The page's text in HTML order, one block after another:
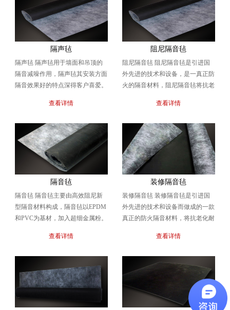
隔声毡
隔声毡 隔声毡用于墙面和吊顶的
隔音减噪作用，隔声毡其安装方面
隔音效果好的特点深得客户喜爱。
工板，夹板等单板...
查看详情
阻尼隔音毡
阻尼隔音毡 阻尼隔音毡是引进国
外先进的技术和设备，是一真正防
火的隔音材料，阻尼隔音毡将抗老
十几种有机矿物质...
查看详情
隔音毡
隔音毡 隔音毡主要由高效阻尼新
型隔音材料构成，隔音毡以EPDM
和PVC为基材，加入超细金属粉。
优良的宽频段隔...
查看详情
装修隔音毡
装修隔音毡 装修隔音毡是引进国
外先进的技术和设备而做成的一款
真正的防火隔音材料，将抗老化耐
种有机矿物质按照...
查看详情